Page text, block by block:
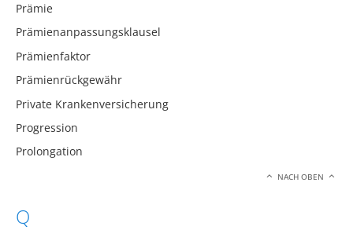
Prämie
Prämienanpassungsklausel
Prämienfaktor
Prämienrückgewähr
Private Krankenversicherung
Progression
Prolongation
NACH OBEN
Q